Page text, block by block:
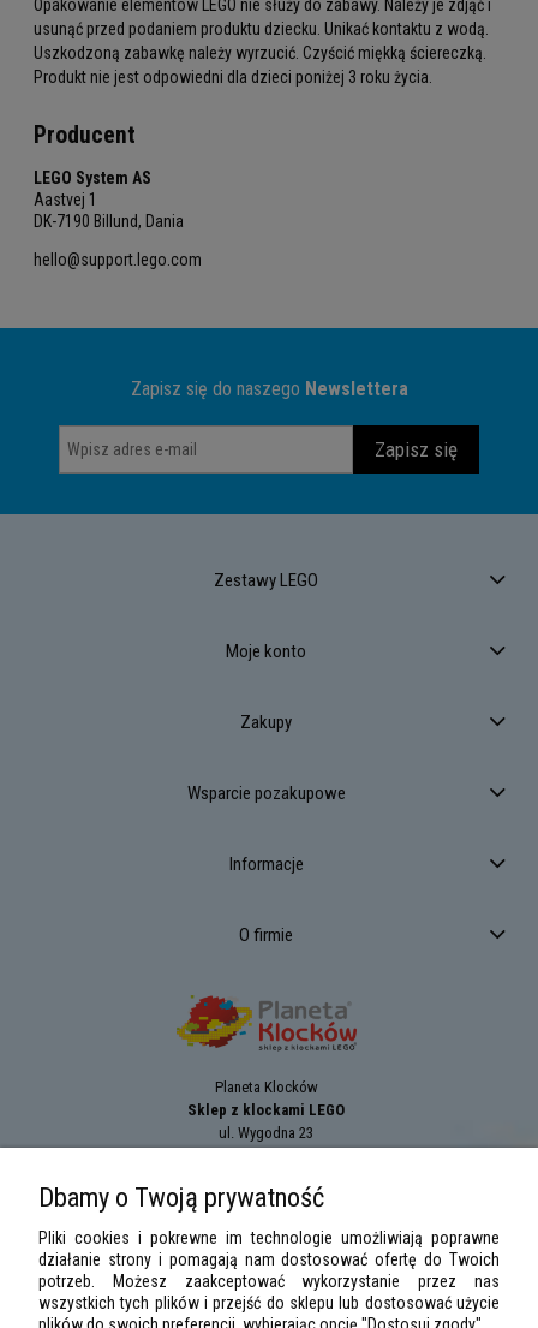
Opakowanie elementów LEGO nie służy do zabawy. Należy je zdjąć i
usunąć przed podaniem produktu dziecku. Unikać kontaktu z wodą.
Uszkodzoną zabawkę należy wyrzucić. Czyścić miękką ściereczką.
Produkt nie jest odpowiedni dla dzieci poniżej 3 roku życia.
Producent
LEGO System AS
Aastvej 1
DK-7190 Billund, Dania
hello@support.lego.com
Zapisz się do naszego Newslettera
Zapisz się
Zestawy LEGO
Moje konto
Zakupy
Wsparcie pozakupowe
Informacje
O firmie
Planeta Klocków
Sklep z klockami LEGO
ul. Wygodna 23
e-mail:sklep@planetaklockow.pl
Dbamy o Twoją prywatność
Pliki cookies i pokrewne im technologie umożliwiają poprawne
działanie strony i pomagają nam dostosować ofertę do Twoich
potrzeb. Możesz zaakceptować wykorzystanie przez nas
wszystkich tych plików i przejść do sklepu lub dostosować użycie